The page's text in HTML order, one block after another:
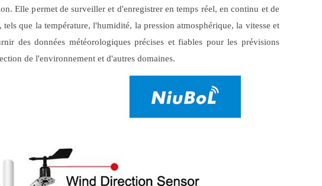
Elle permet de surveiller et d'enregistrer en temps réel, en continu et de
que la température, l'humidité, la pression atmosphérique, la vitesse et
des données météorologiques précises et fiables pour les prévisions
de l'environnement et d'autres domaines.